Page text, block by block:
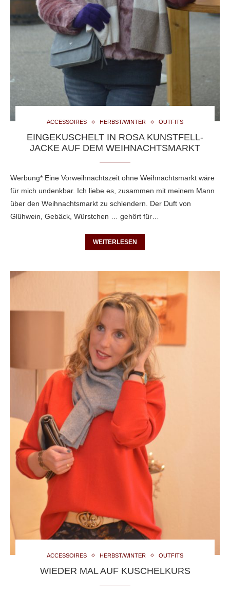
ACCESSOIRES HERBST/WINTER OUTFITS
EINGEKUSCHELT IN ROSA KUNSTFELL-
JACKE AUF DEM WEIHNACHTSMARKT
Werbung* Eine Vorweihnachtszeit ohne Weihnachtsmarkt wäre
für mich undenkbar. Ich liebe es, zusammen mit meinem Mann
über den Weihnachtsmarkt zu schlendern. Der Duft von
Glühwein, Gebäck, Würstchen … gehört für…
WEITERLESEN
ACCESSOIRES HERBST/WINTER OUTFITS
WIEDER MAL AUF KUSCHELKURS